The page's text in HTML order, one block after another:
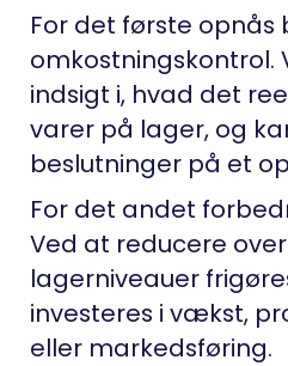
For det første opnås
omkostningskontrol.
indsigt i, hvad det
varer på lager, og
beslutninger på et
For det andet
Ved at reducere
lagerniveauer
investeres i vækst,
eller markedsføring.